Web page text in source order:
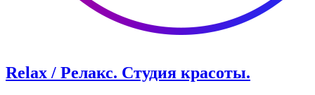
Relax / Релакс. Студия красоты.